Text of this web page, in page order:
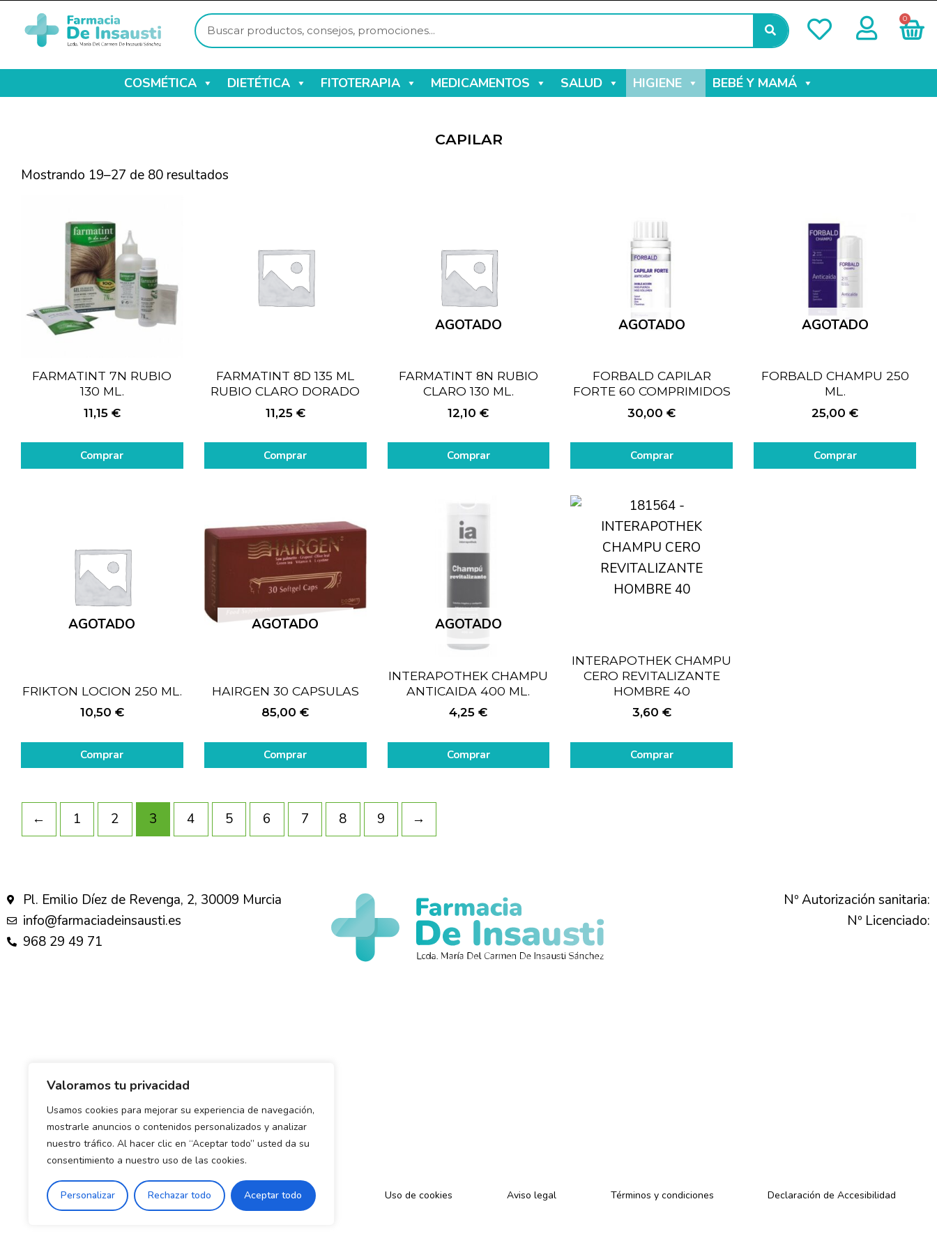
Valoramos tu privacidad
Usamos cookies para mejorar su experiencia de navegación,
mostrarle anuncios o contenidos personalizados y analizar
nuestro tráfico. Al hacer clic en “Aceptar todo” usted da su
consentimiento a nuestro uso de las cookies.
Personalizar Rechazar todo Aceptar todo
0
COSMÉTICA DIETÉTICA FITOTERAPIA MEDICAMENTOS SALUD HIGIENE BEBÉ Y MAMÁ
CAPILAR
Mostrando 19–27 de 80 resultados
FARMATINT 7N RUBIO
130 ML.
11,15 €
Comprar
FARMATINT 8D 135 ML
RUBIO CLARO DORADO
11,25 €
Comprar
AGOTADO
FARMATINT 8N RUBIO
CLARO 130 ML.
12,10€
Comprar
AGOTADO
FORBALD CAPILAR
FORTE 60 COMPRIMIDOS
30,00€
Comprar
AGOTADO
FORBALD CHAMPU 250
ML.
25,00€
Comprar
AGOTADO
FRIKTON LOCION 250 ML.
10,50 €
Comprar
AGOTADO
HAIRGEN 30 CAPSULAS
85,00€
Comprar
AGOTADO
INTERAPOTHEK CHAMPU
ANTICAIDA 400 ML.
4,25€
Comprar
INTERAPOTHEK CHAMPU
CERO REVITALIZANTE
HOMBRE 40
3,60 €
Comprar
← 1 2 3 4 5 6 7 8 9 →
Pl. Emilio Díez de Revenga, 2, 30009 Murcia
info@farmaciadeinsausti.es
968 29 49 71
Nº Autorización sanitaria:
Nº Licenciado:
Política de envío y devoluciones Política de privacidad Uso de cookies Aviso legal Términos y condiciones Declaración de Accesibilidad